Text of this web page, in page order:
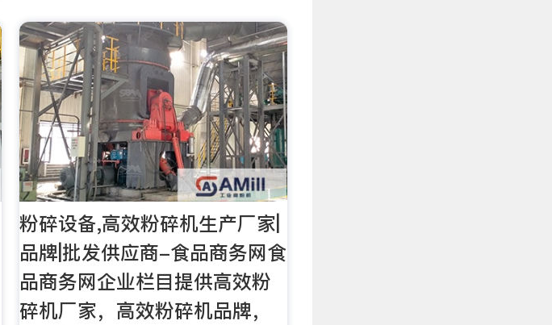
粉碎设备,高效粉碎机生产厂家|
品牌|批发供应商-食品商务网食
品商务网企业栏目提供高效粉
碎机厂家，高效粉碎机品牌，